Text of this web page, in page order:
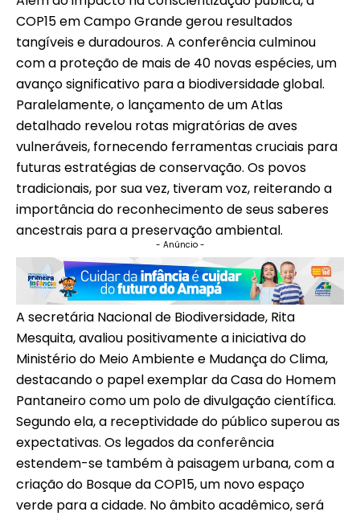
COP15 em Campo Grande gerou resultados
tangíveis e duradouros. A conferência culminou
com a proteção de mais de 40 novas espécies, um
avanço significativo para a biodiversidade global.
Paralelamente, o lançamento de um Atlas
detalhado revelou rotas migratórias de aves
vulneráveis, fornecendo ferramentas cruciais para
futuras estratégias de conservação. Os povos
tradicionais, por sua vez, tiveram voz, reiterando a
importância do reconhecimento de seus saberes
ancestrais para a preservação ambiental.
- Anúncio -
A secretária Nacional de Biodiversidade, Rita
Mesquita, avaliou positivamente a iniciativa do
Ministério do Meio Ambiente e Mudança do Clima,
destacando o papel exemplar da Casa do Homem
Pantaneiro como um polo de divulgação científica.
Segundo ela, a receptividade do público superou as
expectativas. Os legados da conferência
estendem-se também à paisagem urbana, com a
criação do Bosque da COP15, um novo espaço
verde para a cidade. No âmbito acadêmico, será